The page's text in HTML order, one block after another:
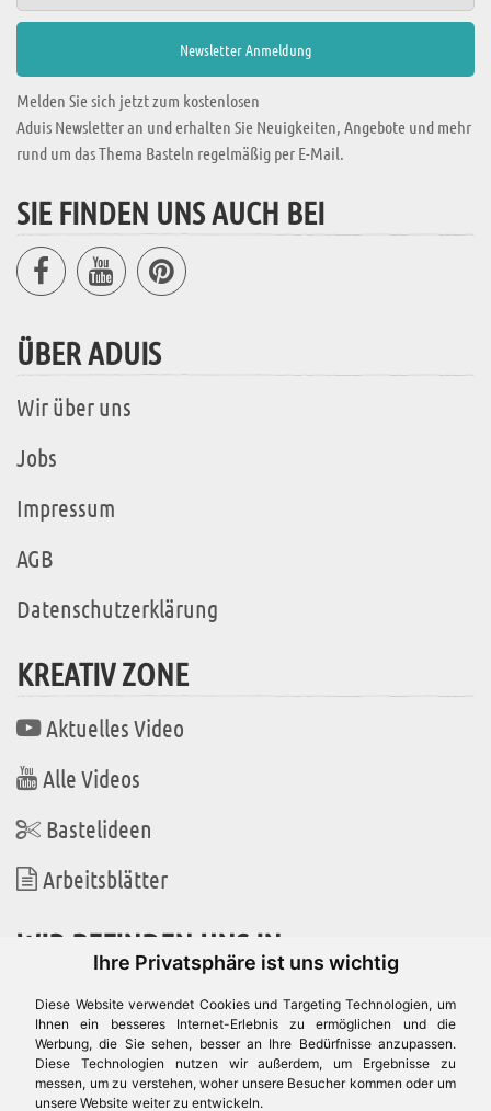
Ihre Privatsphäre ist uns wichtig
Diese Website verwendet Cookies und Targeting Technologien, um
Ihnen ein besseres Internet-Erlebnis zu ermöglichen und die
Werbung, die Sie sehen, besser an Ihre Bedürfnisse anzupassen.
Diese Technologien nutzen wir außerdem, um Ergebnisse zu
messen, um zu verstehen, woher unsere Besucher kommen oder um
unsere Website weiter zu entwickeln.
Melden Sie sich jetzt zum kostenlosen
Aduis Newsletter an und erhalten Sie Neuigkeiten, Angebote und mehr
rund um das Thema Basteln regelmäßig per E-Mail.
SIE FINDEN UNS AUCH BEI
ÜBER ADUIS
Wir über uns
Jobs
Impressum
AGB
Datenschutzerklärung
KREATIV ZONE
Aktuelles Video
Alle Videos
Bastelideen
Arbeitsblätter
WIR BEFINDEN UNS IN
Es gibt uns auch in